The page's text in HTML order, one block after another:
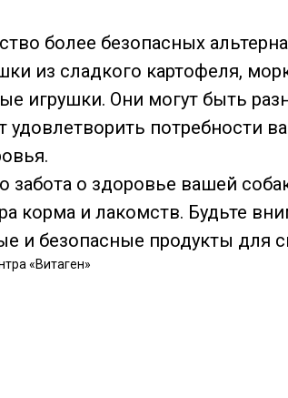
более безопасных
из сладкого картофеля,
игрушки. Они могут быть
удовлетворить потребности
забота о здоровье вашей
корма и лакомств. Будьте
и безопасные продукты для
«Витаген»